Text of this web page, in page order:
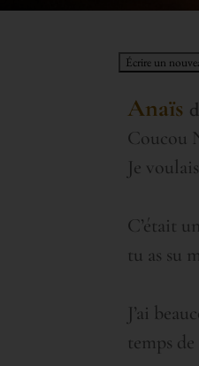
Anaïs
Coucou
Je
C’était
tu as su
J’ai
temps